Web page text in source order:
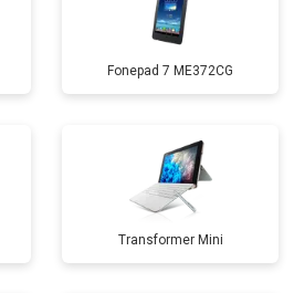
Fonepad 7 ME372CG
Transformer Mini